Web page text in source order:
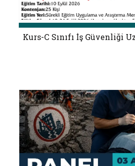
Kurs-C Sınıfı İş Güvenliği